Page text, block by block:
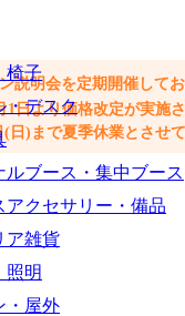
椅子
・デスク
ルブース・集中ブース
アクセサリー・備品
ア雑貨
照明
・屋外
ます明会を定期開催してお
より価格改定が実施
日)まで夏季休業とさせ